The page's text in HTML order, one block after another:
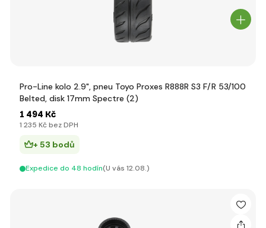
Pro-Line kolo 2.9", pneu Toyo Proxes R888R S3 F/R 53/100
Belted, disk 17mm Spectre (2)
1 494 Kč
1 235 Kč bez DPH
+ 53 bodů
Expedice do 48 hodín(U vás 12.08.)